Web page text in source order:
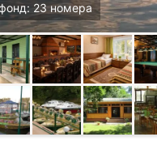
23 номера